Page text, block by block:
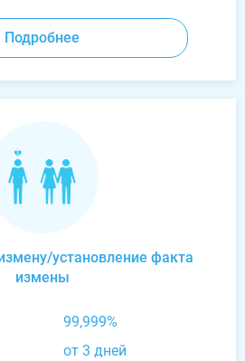
Подробнее
установление факта
измены
99,999%
от 3 дней